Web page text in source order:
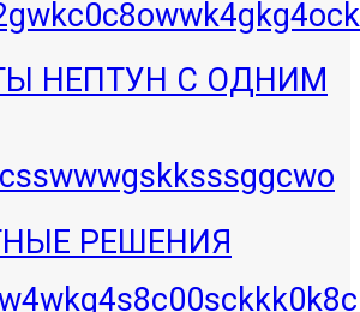
НЕПТУН С ОДНИМ
РЕШЕНИЯ